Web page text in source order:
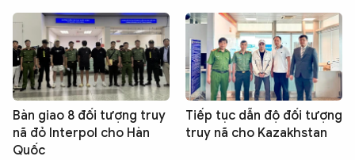
Bàn giao 8 đối tượng truy
nã đỏ Interpol cho Hàn
Quốc
Tiếp tục dẫn độ đối tượng
truy nã cho Kazakhstan